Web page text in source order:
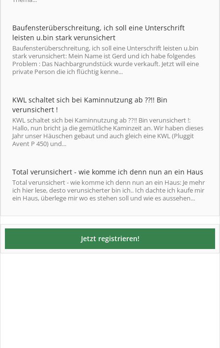
Baufensterüberschreitung, ich soll eine Unterschrift
leisten u.bin stark verunsichert
Baufensterüberschreitung, ich soll eine Unterschrift leisten u.bin
stark verunsichert: Mein Name ist Gerd und ich habe folgendes
Problem : Das Nachbargrundstück wurde verkauft. Jetzt will eine
private Person die ich flüchtig kenne...
KWL schaltet sich bei Kaminnutzung ab ??!! Bin
verunsichert !
KWL schaltet sich bei Kaminnutzung ab ??!! Bin verunsichert !:
Hallo, nun bricht ja die gemütliche Kaminzeit an. Wir haben dieses
Jahr unser Häuschen gebaut und auch gleich eine KWL (Pluggit
Avent P 450) und...
Total verunsichert - wie komme ich denn nun an ein Haus
Total verunsichert - wie komme ich denn nun an ein Haus: Je mehr
ich hier lese, desto verunsicherter bin ich.. Ich dachte ich kaufe mir
ein Haus, überlege mir wo es stehen soll und wie es aussehen...
Jetzt registrieren!